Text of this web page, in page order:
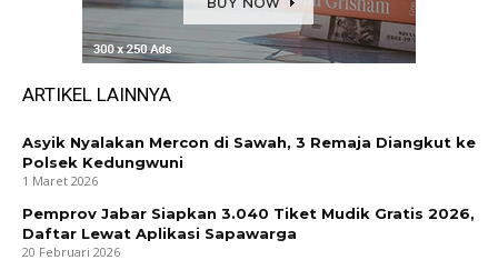
ARTIKEL LAINNYA
Asyik Nyalakan Mercon di Sawah, 3 Remaja Diangkut ke
Polsek Kedungwuni
1 Maret 2026
Pemprov Jabar Siapkan 3.040 Tiket Mudik Gratis 2026,
Daftar Lewat Aplikasi Sapawarga
20 Februari 2026